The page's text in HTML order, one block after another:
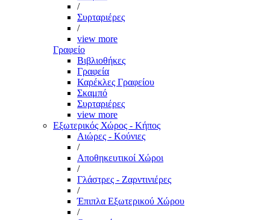
/
Συρταριέρες
/
view more
Γραφείο
Βιβλιοθήκες
Γραφεία
Καρέκλες Γραφείου
Σκαμπό
Συρταριέρες
view more
Εξωτερικός Χώρος - Κήπος
Αιώρες - Κούνιες
/
Αποθηκευτικοί Χώροι
/
Γλάστρες - Ζαρντινιέρες
/
Έπιπλα Εξωτερικού Χώρου
/